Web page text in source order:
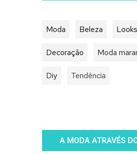
Moda Beleza Looks
Decoração Moda
Diy Tendência
A MODA ATRAVÉS